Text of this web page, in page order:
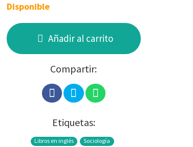
Disponible
Añadir al carrito
Compartir:
Etiquetas:
Libros en inglés
Sociología